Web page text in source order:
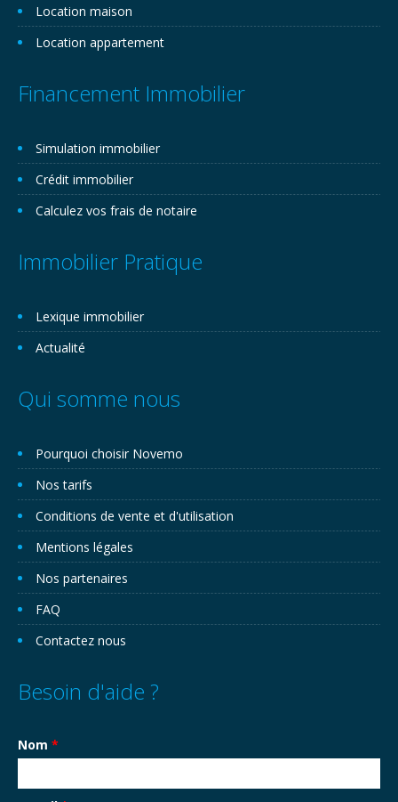
Location maison
Location appartement
Financement Immobilier
Simulation immobilier
Crédit immobilier
Calculez vos frais de notaire
Immobilier Pratique
Lexique immobilier
Actualité
Qui somme nous
Pourquoi choisir Novemo
Nos tarifs
Conditions de vente et d'utilisation
Mentions légales
Nos partenaires
FAQ
Contactez nous
Besoin d'aide ?
Nom *